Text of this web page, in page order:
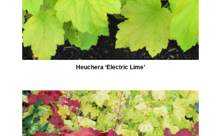
Heuchera ‘Electric Lime’